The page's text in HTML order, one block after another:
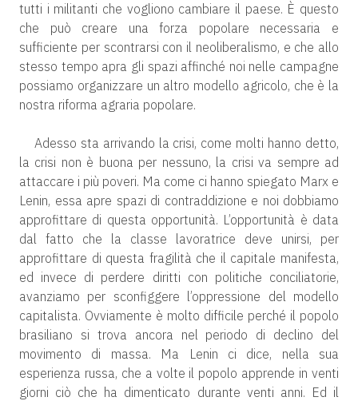
tutti i militanti che vogliono cambiare il paese. È questo
che può creare una forza popolare necessaria e
sufficiente per scontrarsi con il neoliberalismo, e che allo
stesso tempo apra gli spazi affinché noi nelle campagne
possiamo organizzare un altro modello agricolo, che è la
nostra riforma agraria popolare.
Adesso sta arrivando la crisi, come molti hanno detto,
la crisi non è buona per nessuno, la crisi va sempre ad
attaccare i più poveri. Ma come ci hanno spiegato Marx e
Lenin, essa apre spazi di contraddizione e noi dobbiamo
approfittare di questa opportunità. L’opportunità è data
dal fatto che la classe lavoratrice deve unirsi, per
approfittare di questa fragilità che il capitale manifesta,
ed invece di perdere diritti con politiche conciliatorie,
avanziamo per sconfiggere l’oppressione del modello
capitalista. Ovviamente è molto difficile perché il popolo
brasiliano si trova ancora nel periodo di declino del
movimento di massa. Ma Lenin ci dice, nella sua
esperienza russa, che a volte il popolo apprende in venti
giorni ciò che ha dimenticato durante venti anni. Ed il